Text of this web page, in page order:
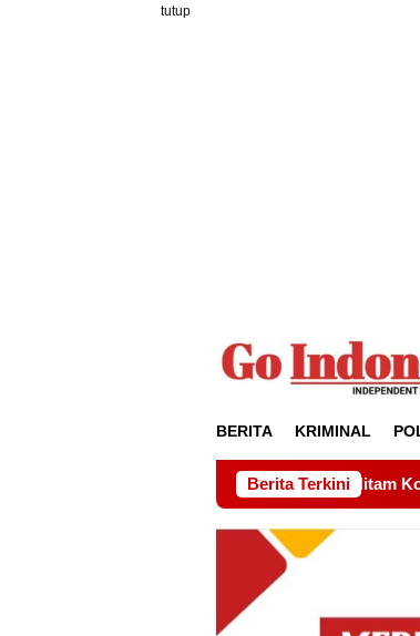
tutup
BERITA KRIMINAL
Berita Terkini
Gagak Hitam Kota Batam Dihadiri Udin Pelor